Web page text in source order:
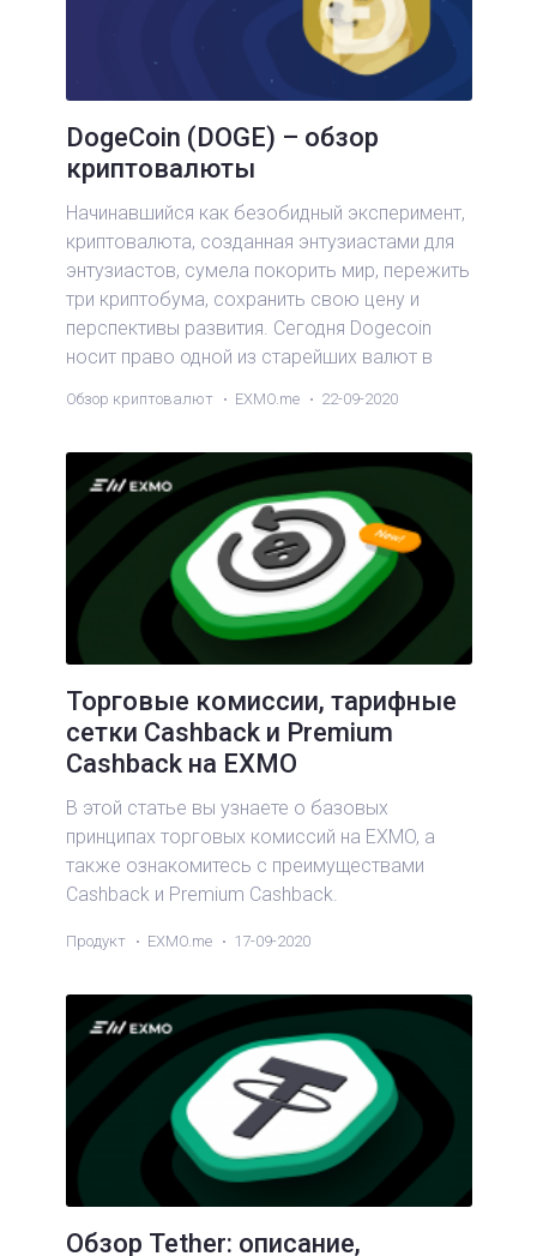
DogeCoin (DOGE) – обзор
криптовалюты
Начинавшийся как безобидный эксперимент,
криптовалюта, созданная энтузиастами для
энтузиастов, сумела покорить мир, пережить
три криптобума, сохранить свою цену и
перспективы развития. Сегодня Dogecoin
носит право одной из старейших валют в
контрактами, спорными решениями,
неконтролируемыми форками. Как DOGE
смог добиться такой популярности, и что он
представляет с технической точки зрения.
Обзор криптовалют EXMO.me 22-09-2020
Торговые комиссии, тарифные
сетки Cashback и Premium
Cashback на EXMO
В этой статье вы узнаете о базовых
принципах торговых комиссий на EXMO, а
также ознакомитесь с преимуществами
Cashback и Premium Cashback.
Продукт EXMO.me 17-09-2020
Обзор Tether: описание,